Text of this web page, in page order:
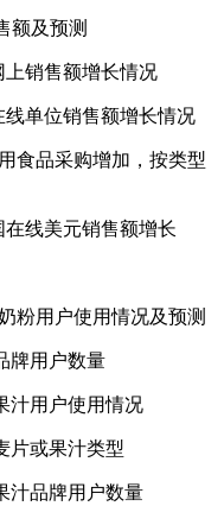
额及预测
上销售额增长情况
线单位销售额增长情况
食品采购增加，按类型
在线美元销售额增长
粉用户使用情况及预测
牌用户数量
汁用户使用情况
片或果汁类型
汁品牌用户数量